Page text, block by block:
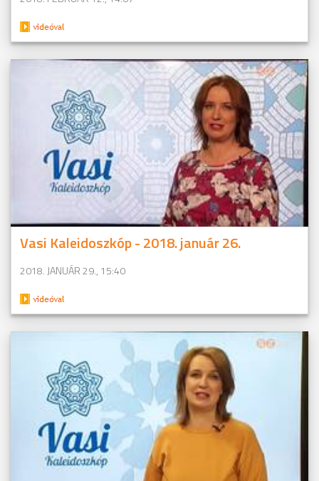
Vasi Kaleidoszkóp - 2018. január 26.
2018. JANUÁR 29., 15:40